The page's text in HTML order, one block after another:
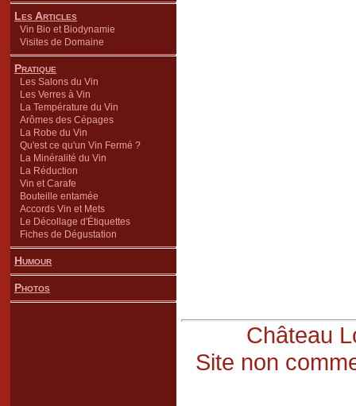
Les Articles
Vin Bio et Biodynamie
Visites de Domaine
Pratique
Les Salons du Vin
Les Verres à Vin
La Température du Vin
Arômes des Cépages
La Robe du Vin
Qu'est ce qu'un Vin Fermé ?
La Minéralité du Vin
La Réduction
Vin et Carafe
Bouteille entamée
Accords Vin et Mets
Le Décollage d'Étiquettes
Fiches de Dégustation
Humour
Photos
Château
Site non